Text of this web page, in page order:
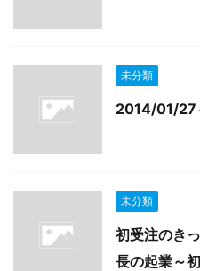
未分類
2014/01/
未分類
初受注のき
長の起業～